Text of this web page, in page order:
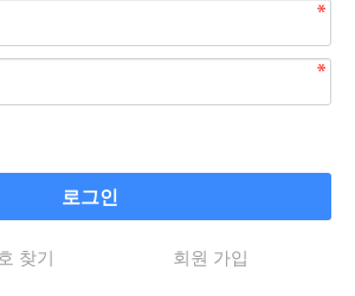
로그인
찾기 회원 가입